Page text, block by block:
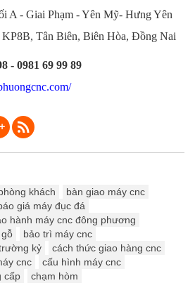
- Giai Phạm - Yên Mỹ- Hưng Yên
Tân Biên, Biên Hòa, Đồng Nai
- 0981 69 99 89
khách
bàn giao máy cnc
giá máy đục đá
hành máy cnc đông phương
bảo trì máy cnc
kỷ
cách thức giao hàng cnc
cnc
cấu hình máy cnc
cấp
chạm hòm